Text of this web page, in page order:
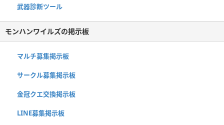
武器診断ツール
モンハンワイルズの掲示板
マルチ募集掲示板
サークル募集掲示板
金冠クエ交換掲示板
LINE募集掲示板